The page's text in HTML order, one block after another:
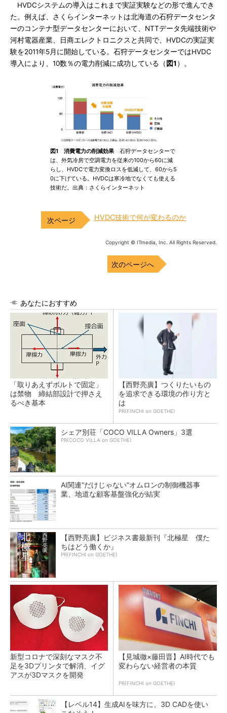
HVDCシステムの導入はこれまで実証実験などの形で進んでき
た。例えば、さくらインターネットは北海道の石狩データセンタ
ーのコンテナ型データセンターにおいて、NTTデータ先端技術や
河村電器産業、日商エレクトロニクスと共同で、HVDCの実証実
験を2011年5月に開始している。石狩データセンターではHVDC
導入により、10数％の電力削減に成功している（図1 ）。
図1 消費電力の削減効果 石狩データセンターで
は、外気冷房で空調電力を従来の100から60に減
らし、HVDCで電力変換ロスを低減して、60から5
0に下げている。HVDCは寒冷地でなくても使える
技術だ。出典：さくらインターネット
HVDC技術で何が変わるのか
Copyright © ITmedia, Inc. All Rights Reserved.
次のページへ
あなたにおすすめ
「取りあえずボルトで固定」
は禁物 締結部設計で押さえ
るべき基本
【西野亮廣】つくりたいもの
を追求できる環境の作り方と
は
PR(FINCHI on GOETHE)
シェア別荘「COCO VILLA Owners」3選
PR(COCO VILLA on GOETHE)
AI関連“だけじゃない”オムロンの制御機器事
業、地道な顧客基盤強化が結実
【西野亮廣】ビジネス書最新刊『北極星 僕た
ちはどう働くか』
PR(FINCHI on GOETHE)
新型コロナで深刻なマスク不
足を3Dプリンタで解消、イグ
アスが3Dマスクを開発
【見城徹×藤田晋】AI時代でも
変わらない経営者の本質
PR(FINCHI on GOETHE)
【レベル14】生成AIを味方に、3D CADを使い